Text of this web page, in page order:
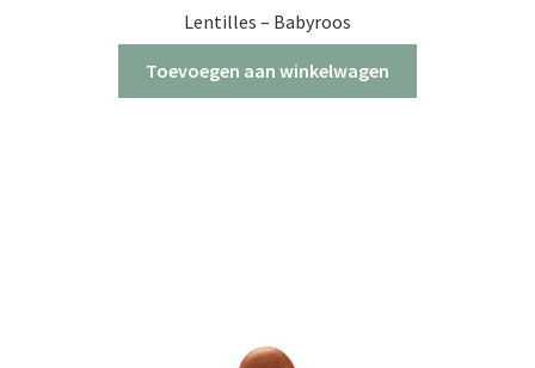
Lentilles – Babyroos
Toevoegen aan winkelwagen